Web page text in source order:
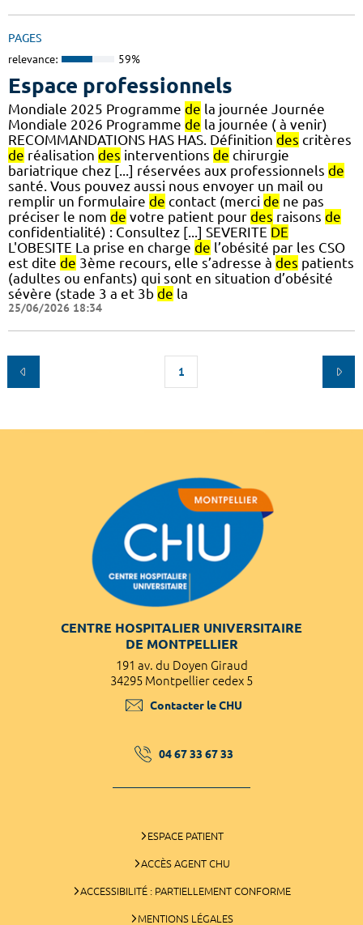
PAGES
relevance: 59%
Espace professionnels
Mondiale 2025 Programme de la journée Journée
Mondiale 2026 Programme de la journée ( à venir)
RECOMMANDATIONS HAS HAS. Définition des critères
de réalisation des interventions de chirurgie
bariatrique chez [...] réservées aux professionnels de
santé. Vous pouvez aussi nous envoyer un mail ou
remplir un formulaire de contact (merci de ne pas
préciser le nom de votre patient pour des raisons de
confidentialité) : Consultez [...] SEVERITE DE
L'OBESITE La prise en charge de l’obésité par les CSO
est dite de 3ème recours, elle s’adresse à des patients
(adultes ou enfants) qui sont en situation d’obésité
sévère (stade 3 a et 3b de la
25/06/2026 18:34
1
CENTRE HOSPITALIER UNIVERSITAIRE
DE MONTPELLIER
191 av. du Doyen Giraud
34295 Montpellier cedex 5
Contacter le CHU
04 67 33 67 33
ESPACE PATIENT
ACCÈS AGENT CHU
ACCESSIBILITÉ : PARTIELLEMENT CONFORME
MENTIONS LÉGALES